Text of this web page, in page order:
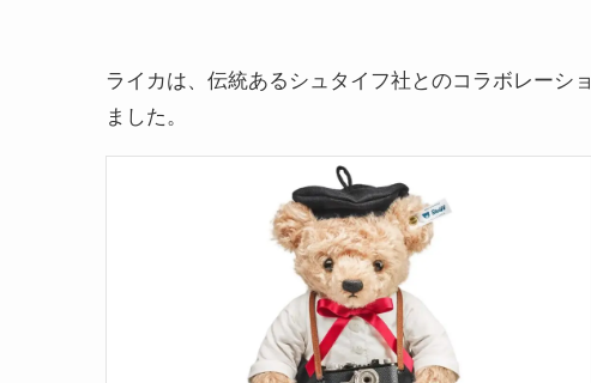
ライカは、伝統あるシュタイフ社とのコラボレーシ
ました。